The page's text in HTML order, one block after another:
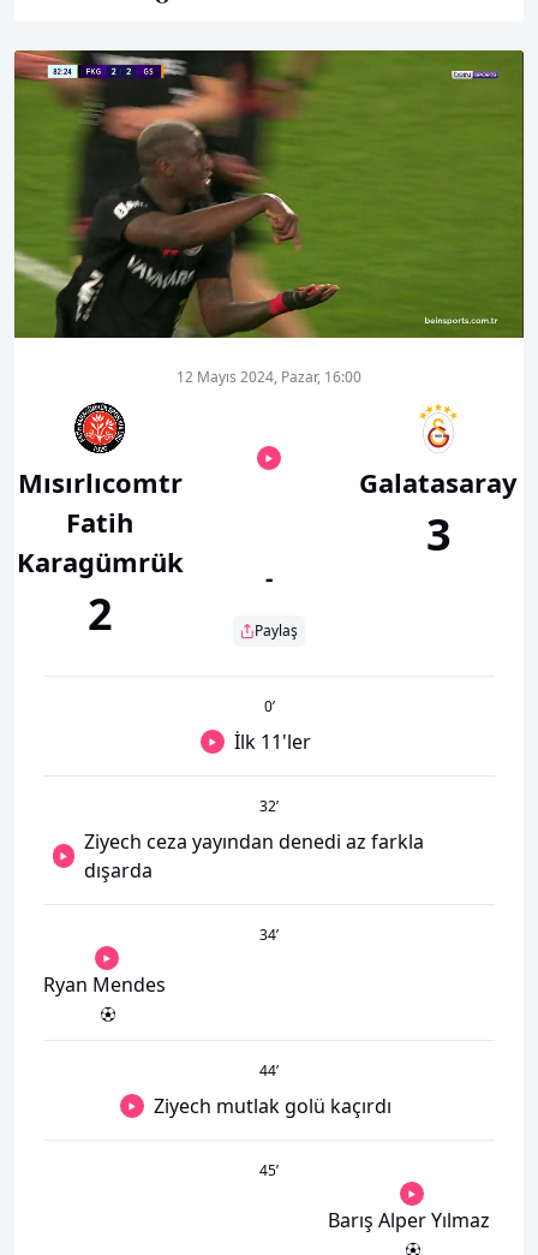
00:16
Mısırlıcomtr
Fatih
Karagümrük
2
12 Mayıs 2024, Pazar, 16:00
-
Paylaş
Galatasaray
3
0’
İlk 11'ler
32’
Ziyech ceza yayından denedi az farkla
dışarda
34’
Ryan Mendes
44’
Ziyech mutlak golü kaçırdı
45’
Barış Alper Yılmaz